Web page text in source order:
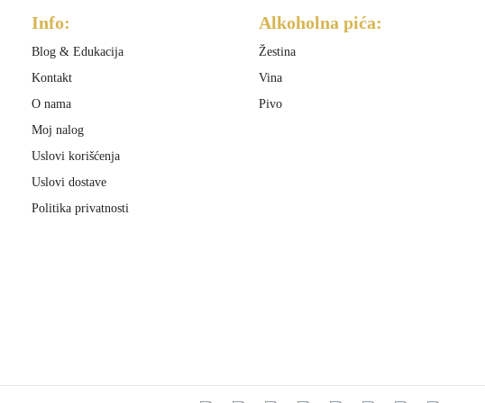
Info:
Blog & Edukacija
Kontakt
O nama
Moj nalog
Uslovi korišćenja
Uslovi dostave
Politika privatnosti
Alkoholna pića:
Žestina
Vina
Pivo